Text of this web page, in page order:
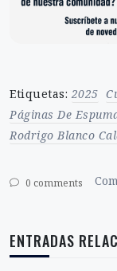
Etiquetas: 2025
Páginas De
Rodrigo Blanco
0 comments
ENTRADAS